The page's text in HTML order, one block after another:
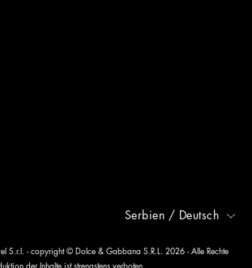
Serbien / Deutsch
S.r.l. - copyright © Dolce & Gabbana S.R.L. 2026 - Alle Rechte